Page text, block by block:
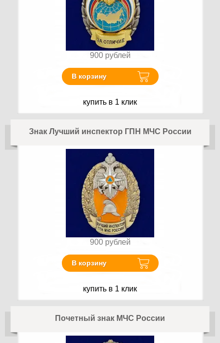
900 рублей
В корзину
купить в 1 клик
Знак Лучший инспектор ГПН МЧС России
900 рублей
В корзину
купить в 1 клик
Почетный знак МЧС России